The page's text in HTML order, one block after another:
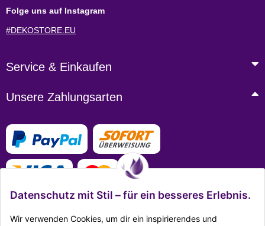
Folge uns auf Instagram
#DEKOSTORE.EU
Service & Einkaufen
Unsere Zahlungsarten
Datenschutz mit Stil – für ein besseres Erlebnis.
Wir verwenden Cookies, um dir ein inspirierendes und